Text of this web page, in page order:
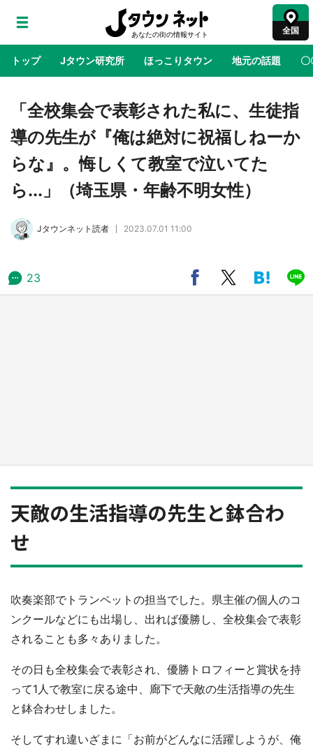
全国
トップ Jタウン研究所 ほっこりタウン 地元の話題 〇
地域×二次元 絶景 あの時はありがとう 物語がはじ
『薬屋のひとりごと』の〝舞〟の世界に入り込
む 六本木ヒルズ展望台でコラボ、本邦初公開
の「猫猫像」も【8／1～10／26】
メ『ハイキュー！！』×老舗「鐘崎」コラボで
『小林さんちのメイドラゴン』と舞台のモデ
ル・越谷がコラボ 田んぼアートの見頃にあわ
「全校集会で表彰された私に、生徒指
導の先生が『俺は絶対に祝福しねーか
らな』。悔しくて教室で泣いてた
ら...」（埼玉県・年齢不明女性）
Jタウンネット読者 2023.07.01 11:00
23
天敵の生活指導の先生と鉢合わ
せ
吹奏楽部でトランペットの担当でした。県主催の個人のコ
ンクールなどにも出場し、出れば優勝し、全校集会で表彰
されることも多々ありました。
その日も全校集会で表彰され、優勝トロフィーと賞状を持
って1人で教室に戻る途中、廊下で天敵の生活指導の先生
と鉢合わせしました。
そしてすれ違いざまに「お前がどんなに活躍しようが、俺